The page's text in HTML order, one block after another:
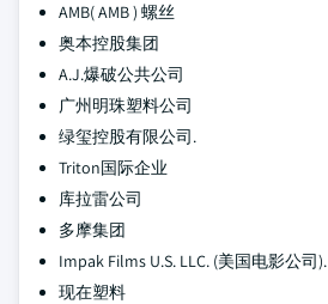
AMB( AMB ) 螺丝
奥本控股集团
A.J.爆破公共公司
广州明珠塑料公司
绿玺控股有限公司.
Triton国际企业
库拉雷公司
多摩集团
Impak Films U.S. LLC. (美国电影公司).
现在塑料